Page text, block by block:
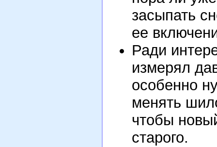
засыпать
ее
Ради
измерял
особенно
менять
чтобы
старого.